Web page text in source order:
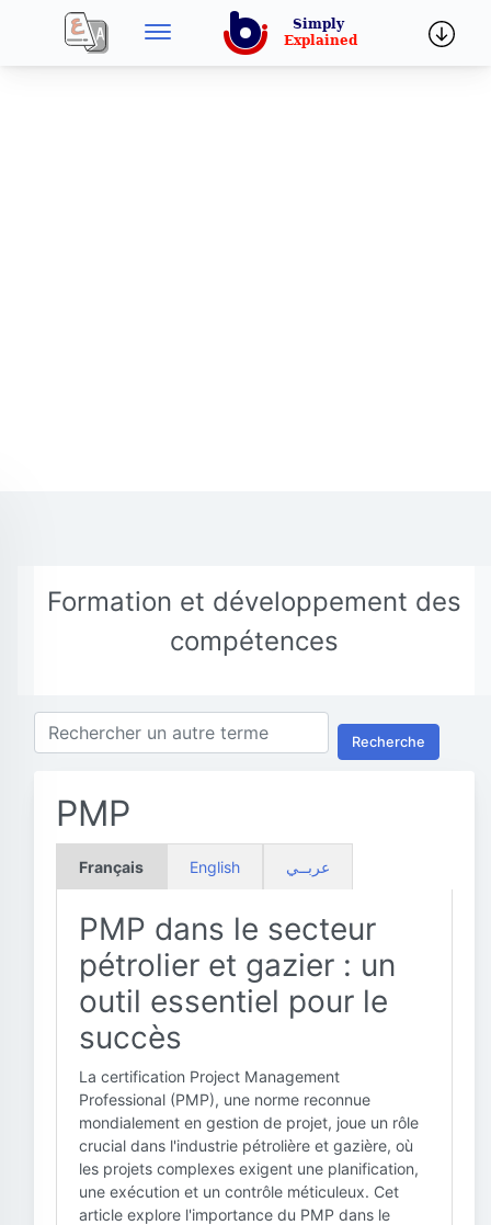
Formation et développement des
compétences
Recherche
PMP
Français English عربــي
PMP dans le secteur
pétrolier et gazier : un
outil essentiel pour le
succès
La certification Project Management
Professional (PMP), une norme reconnue
mondialement en gestion de projet, joue un rôle
crucial dans l'industrie pétrolière et gazière, où
les projets complexes exigent une planification,
une exécution et un contrôle méticuleux. Cet
article explore l'importance du PMP dans le